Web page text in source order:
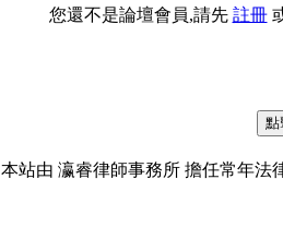
您還不是論壇會員,請先 註冊
本站由 瀛睿律師事務所 擔任常年法